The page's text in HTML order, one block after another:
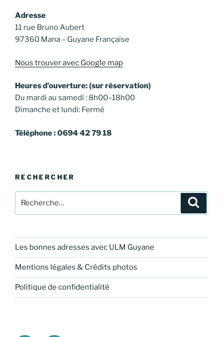
Adresse
11 rue Bruno Aubert
97360 Mana – Guyane Française
Nous trouver avec Google map
Heures d’ouverture: (sur réservation)
Du mardi au samedi : 8h00–18h00
Dimanche et lundi: Fermé
Téléphone : 0694 42 79 18
RECHERCHER
pour
Les bonnes adresses avec ULM Guyane
Mentions légales & Crédits photos
Politique de confidentialité